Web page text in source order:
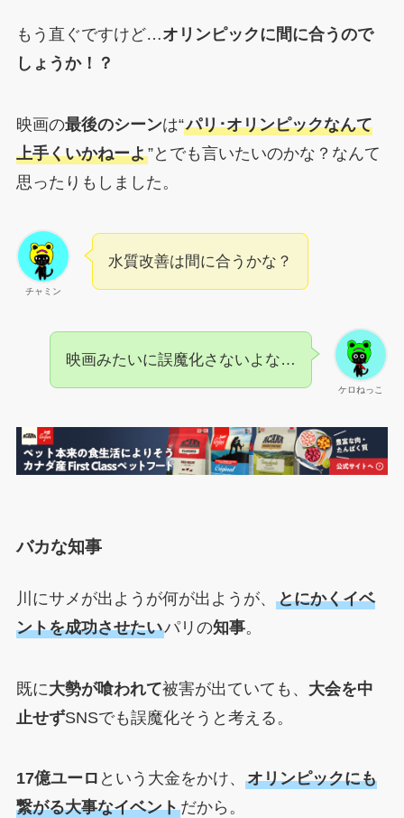
もう直ぐですけど…オリンピックに間に合うので
しょうか！？
映画の最後のシーンは“パリ･オリンピックなんて
上手くいかねーよ”とでも言いたいのかな？なんて
思ったりもしました。
チャミン
水質改善は間に合うかな？
ケロねっこ
映画みたいに誤魔化さないよな…
バカな知事
川にサメが出ようが何が出ようが、 とにかくイベ
ントを成功させたいパリの知事。
既に大勢が喰われて被害が出ていても、 大会を中
止せずSNSでも誤魔化そうと考える。
17億ユーロ という大金をかけ、 オリンピックにも
繋がる大事なイベントだから。